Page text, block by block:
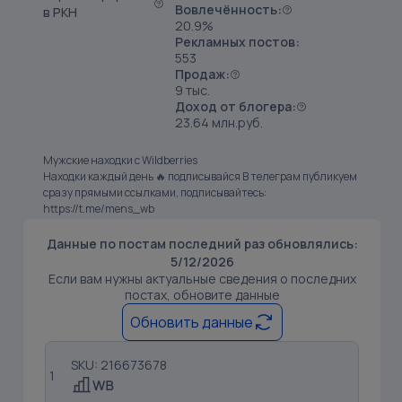
в РКН
Мужские находки с Wildberries
Находки каждый день 🔥 подписывайся В телеграм публикуем
сразу прямыми ссылками, подписывайтесь:
https://t.me/mens_wb
Вовлечённость:
20.9%
Рекламных постов:
553
Продаж:
9 тыс.
Доход от блогера:
23.64 млн.руб.
Данные по постам последний раз обновлялись:
5/12/2026
Если вам нужны актуальные сведения о последних
постах, обновите данные
Обновить данные
1
SKU: 216673678